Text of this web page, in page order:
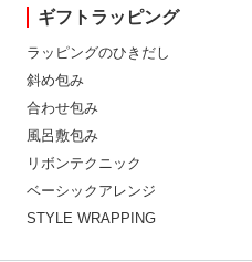
ギフトラッピング
ラッピングのひきだし
斜め包み
合わせ包み
風呂敷包み
リボンテクニック
ベーシックアレンジ
STYLE WRAPPING